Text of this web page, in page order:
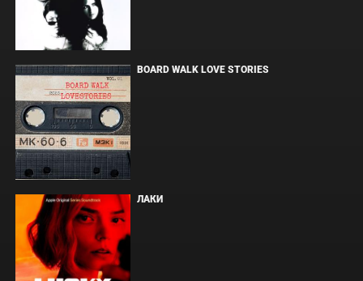
BOARD WALK LOVE STORIES
ЛАКИ